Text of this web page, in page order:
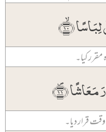
﴿ۙ۱۰﴾
کیا۔
﴿۪۱۱﴾
قرار دیا۔